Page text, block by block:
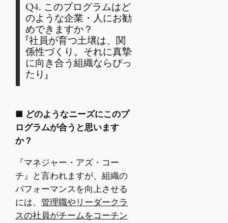
Q4. このプログラムはど
のような企業・人にお勧
めできますか？
「社員が育つ土壌は、関
係性づくり。それに真摯
に向き合う組織ならぴっ
たり」
■ どのようなニーズにこのプ
ログラムが合うと思います
か？
『マネジャー・アズ・コー
チ』と言われますが、組織の
パフォーマンスを向上させる
には、管理職やリーダークラ
スの社員がチームをコーチン